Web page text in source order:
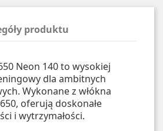
produktu
Neon 140 to wysokiej
dla ambitnych
Wykonane z włókna
oferują doskonałe
i wytrzymałości.